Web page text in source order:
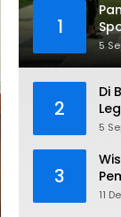
1
5
2
Di
5
3
11